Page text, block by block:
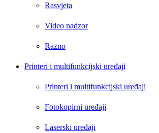
Rasvjeta
Video nadzor
Razno
Printeri i multifunkcijski uređaji
Printeri i multifunkcijski uređaji
Fotokopirni uređaji
Laserski uređaji